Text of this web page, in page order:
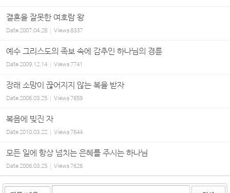
결혼을 잘못한 여호람 왕
Date2007.04.28 Views8337
예수 그리스도의 족보 속에 감추인 하나님의 경륜
Date2009.12.14 Views7741
장래 소망이 끊어지지 않는 복을 받자
Date2006.03.25 Views7659
복음에 빚진 자
Date2010.03.22 Views7644
모든 일에 항상 넘치는 은혜를 주시는 하나님
Date2006.03.25 Views7626